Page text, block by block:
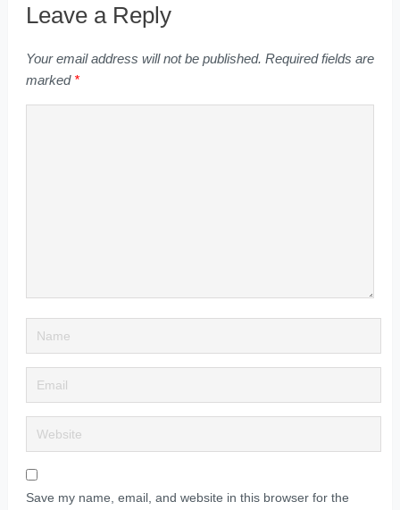
Leave a Reply
Your email address will not be published. Required fields are
marked *
Save my name, email, and website in this browser for the